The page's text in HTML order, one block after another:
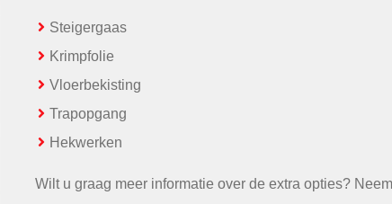
Steigergaas
Krimpfolie
Vloerbekisting
Trapopgang
Hekwerken
Wilt u graag meer informatie over de extra opties?